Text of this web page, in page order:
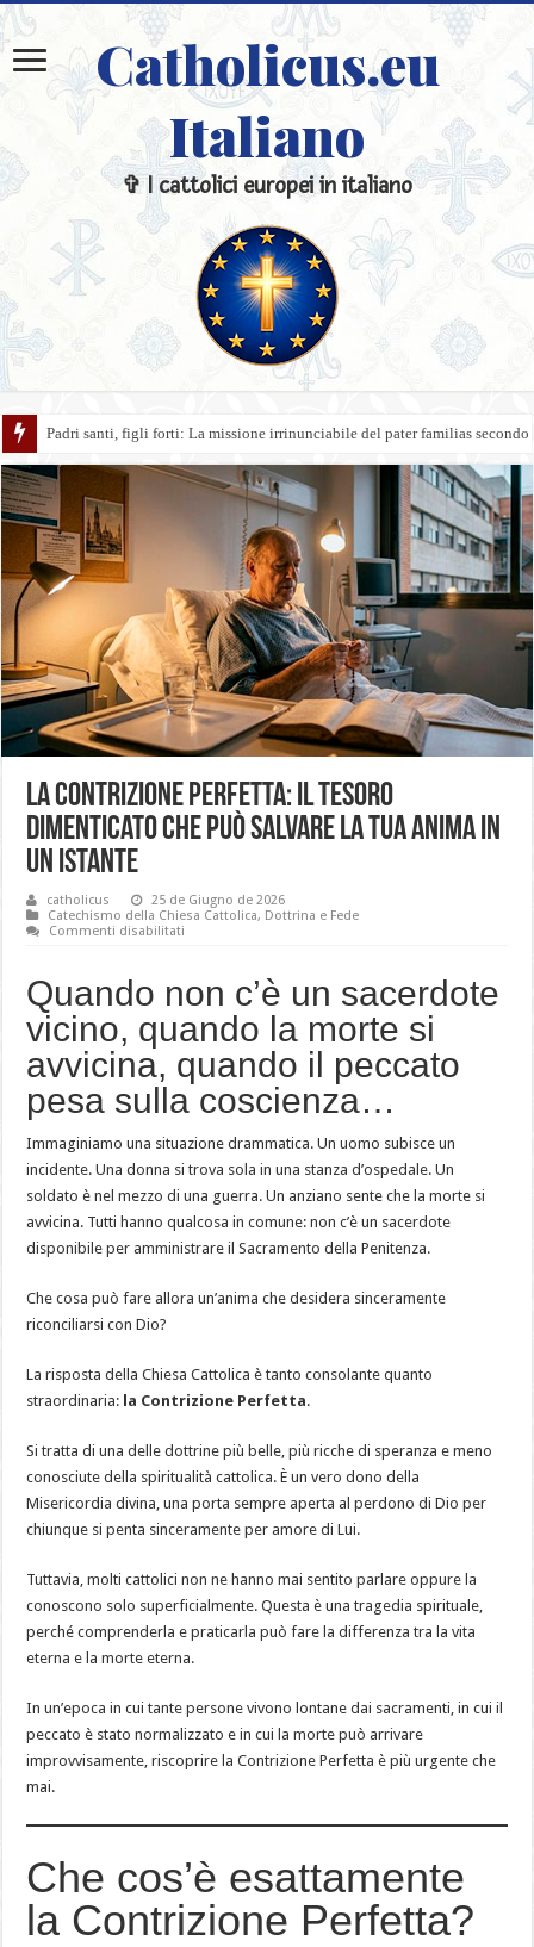
Catholicus.eu
Italiano
✞ I cattolici europei in italiano
La Trasfigurazione del Signore: quando il Cielo si aprì sulla terra e Cristo
La Contrizione Perfetta: il tesoro
dimenticato che può salvare la tua anima in
un istante
catholicus
25 de Giugno de 2026
Catechismo della Chiesa Cattolica, Dottrina e Fede
Commenti disabilitati
il
tesoro
dimenticato
che
salvare
la
tua
anima
un
istante
Quando non c’è un sacerdote
vicino, quando la morte si
avvicina, quando il peccato
pesa sulla coscienza…
Immaginiamo una situazione drammatica. Un uomo subisce un
incidente. Una donna si trova sola in una stanza d’ospedale. Un
soldato è nel mezzo di una guerra. Un anziano sente che la morte si
avvicina. Tutti hanno qualcosa in comune: non c’è un sacerdote
disponibile per amministrare il Sacramento della Penitenza.
Che cosa può fare allora un’anima che desidera sinceramente
riconciliarsi con Dio?
La risposta della Chiesa Cattolica è tanto consolante quanto
straordinaria: la Contrizione Perfetta.
Si tratta di una delle dottrine più belle, più ricche di speranza e meno
conosciute della spiritualità cattolica. È un vero dono della
Misericordia divina, una porta sempre aperta al perdono di Dio per
chiunque si penta sinceramente per amore di Lui.
Tuttavia, molti cattolici non ne hanno mai sentito parlare oppure la
conoscono solo superficialmente. Questa è una tragedia spirituale,
perché comprenderla e praticarla può fare la differenza tra la vita
eterna e la morte eterna.
In un’epoca in cui tante persone vivono lontane dai sacramenti, in cui il
peccato è stato normalizzato e in cui la morte può arrivare
improvvisamente, riscoprire la Contrizione Perfetta è più urgente che
mai.
Che cos’è esattamente
la Contrizione Perfetta?